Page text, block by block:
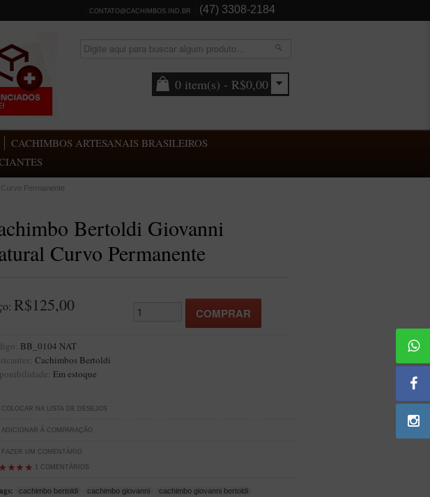
CONTATO@CACHIMBOS.IND.BR (47) 3308-2184
0 item(s) - R$0,00
CACHIMBOS ARTESANAIS BRASILEIROS
Permanente
Bertoldi Giovanni
Curvo Permanente
R$125,00
BB_0104 NAT
Cachimbos Bertoldi
Em estoque
COLOCAR NA LISTA DE DESEJOS
ADICIONAR À COMPARAÇÃO
FAZER UM COMENTÁRIO
1 COMENTÁRIOS
cachimbo bertoldi cachimbo giovanni
cachimbo giovanni bertoldi